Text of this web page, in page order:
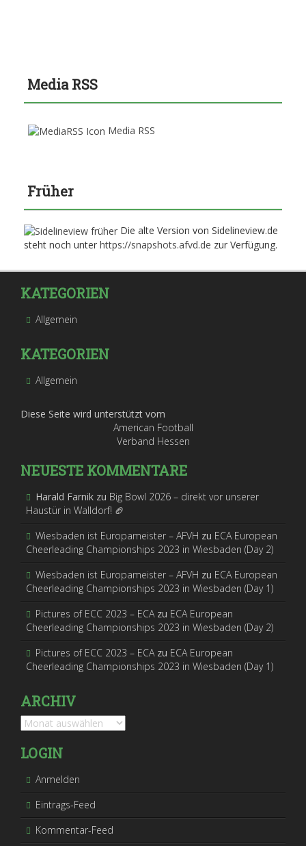
Media RSS
Media RSS
Früher
Die alte Version von Sidelineview.de
steht noch unter https://snapshots.afvd.de zur Verfügung.
KATEGORIEN
Allgemein
KATEGORIEN
Allgemein
Diese Seite wird unterstützt vom
American Football
Verband Hessen
NEUESTE KOMMENTARE
Harald Farnik zu Big Bowl 2026 – direkt vor unserer
Haustür in Walldorf! 🏈
Wiesbaden ist Europameister – AFVH zu ECA European
Cheerleading Championships 2023 in Wiesbaden (Day 2)
Wiesbaden ist Europameister – AFVH zu ECA European
Cheerleading Championships 2023 in Wiesbaden (Day 1)
Pictures of ECC 2023 – ECAzu ECA European
Cheerleading Championships 2023 in Wiesbaden (Day 2)
Pictures of ECC 2023 – ECAzu ECA European
Cheerleading Championships 2023 in Wiesbaden (Day 1)
ARCHIV
Archiv
LOGIN
Anmelden
Eintrags-Feed
Kommentar-Feed